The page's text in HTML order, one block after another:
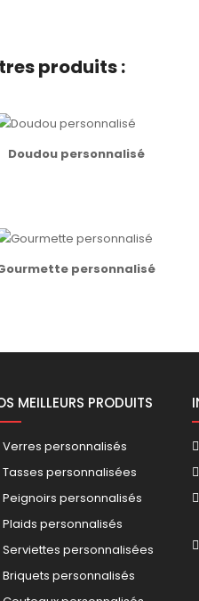
produits :
Doudou personnalisé
personnalisé
MEILLEURS PRODUITS
Verres personnalisés
Tasses personnalisées
Peignoirs personnalisés
Plaids personnalisés
Serviettes personnalisées
Briquets personnalisés